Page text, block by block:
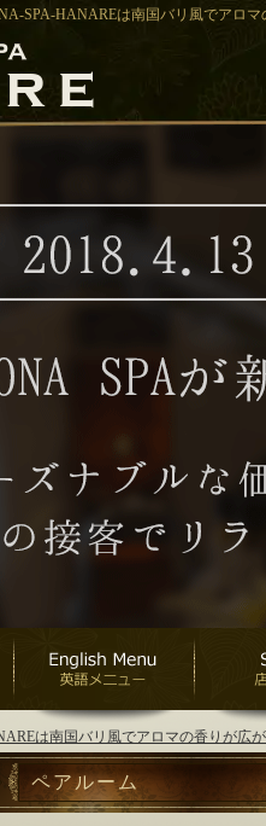
SPA-HANAREは南国バリ風でアロ
は南国バリ風でアロマの香りが広
ペアルーム